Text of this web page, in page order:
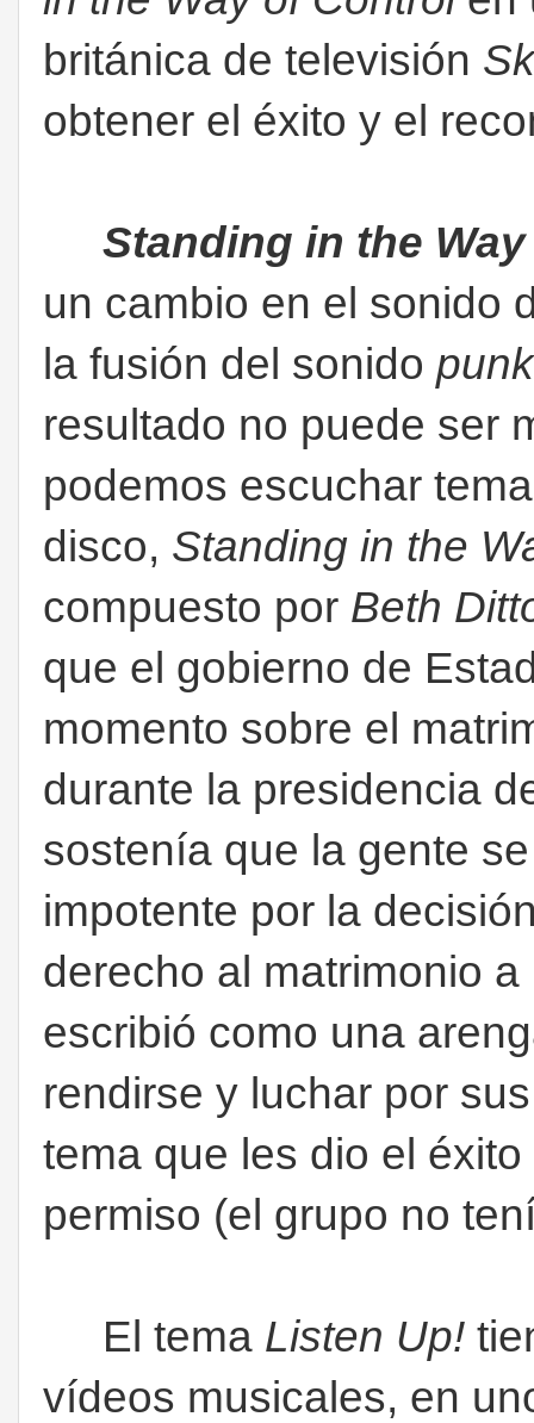
británica de televisión
obtener el éxito y el
Standing in the
un cambio en el sonido
la fusión del sonido punk
resultado no puede ser
podemos escuchar
disco, Standing in the
compuesto por Beth
que el gobierno de
momento sobre el
durante la presidencia
sostenía que la gente
impotente por la
derecho al matrimonio
escribió como una
rendirse y luchar por
tema que les dio el
permiso (el grupo no
El tema Listen Up!
vídeos musicales, en